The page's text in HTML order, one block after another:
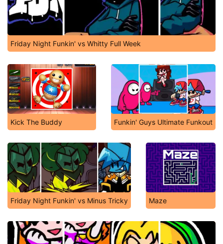
Friday Night Funkin' vs Whitty Full Week
Kick The Buddy Funkin' Guys Ultimate Funkout
Friday Night Funkin' vs Minus Tricky Maze